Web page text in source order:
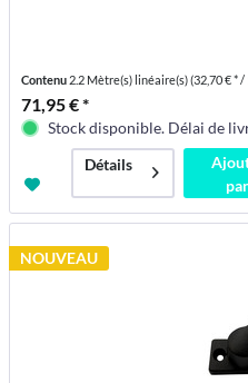
Contenu 2.2 Mètre(s) linéaire(s)(32,70 € *
71,95 € *
Stock disponible. Délai de
Détails
NOUVEAU